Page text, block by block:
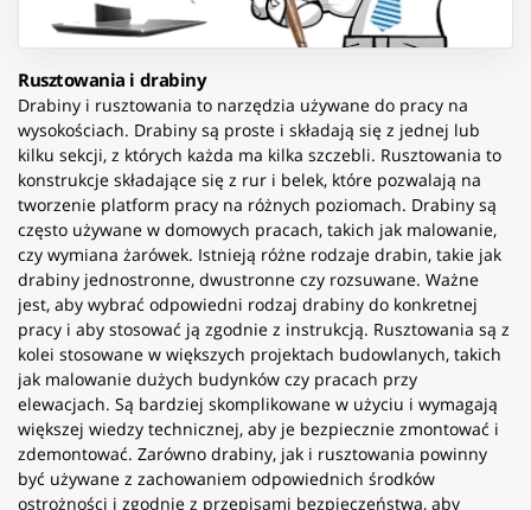
Rusztowania i drabiny
Drabiny i rusztowania to narzędzia używane do pracy na
wysokościach. Drabiny są proste i składają się z jednej lub
kilku sekcji, z których każda ma kilka szczebli. Rusztowania to
konstrukcje składające się z rur i belek, które pozwalają na
tworzenie platform pracy na różnych poziomach. Drabiny są
często używane w domowych pracach, takich jak malowanie,
czy wymiana żarówek. Istnieją różne rodzaje drabin, takie jak
drabiny jednostronne, dwustronne czy rozsuwane. Ważne
jest, aby wybrać odpowiedni rodzaj drabiny do konkretnej
pracy i aby stosować ją zgodnie z instrukcją. Rusztowania są z
kolei stosowane w większych projektach budowlanych, takich
jak malowanie dużych budynków czy pracach przy
elewacjach. Są bardziej skomplikowane w użyciu i wymagają
większej wiedzy technicznej, aby je bezpiecznie zmontować i
zdemontować. Zarówno drabiny, jak i rusztowania powinny
być używane z zachowaniem odpowiednich środków
ostrożności i zgodnie z przepisami bezpieczeństwa, aby